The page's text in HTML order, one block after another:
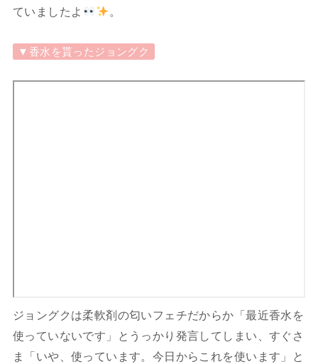
ていましたよ 。
▼香水を貰ったジョングク
ジョングクは柔軟剤の匂いフェチだからか「最近香水を
使っていないです」とうっかり発言してしまい、すぐさ
ま「いや、使っています。今日からこれを使います」と